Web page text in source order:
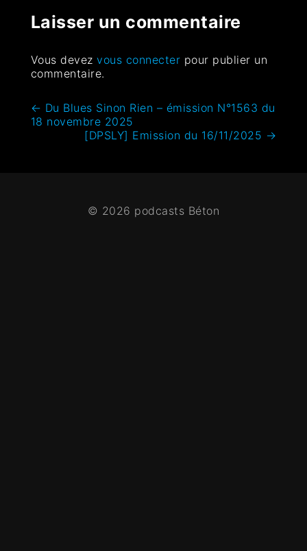
Laisser un commentaire
Vous devezvous connecter pour publier un
commentaire.
← Du Blues Sinon Rien – émission N°1563 du
18 novembre 2025
[DPSLY] Emission du 16/11/2025 →
© 2026 podcasts Béton